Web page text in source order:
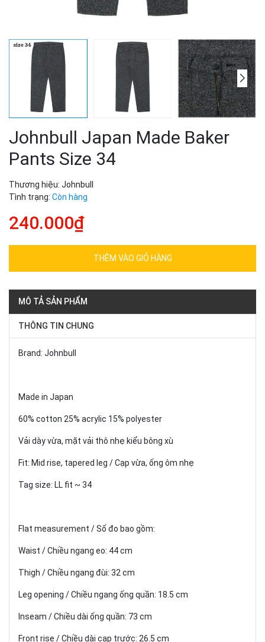
Johnbull Japan Made Baker
Pants Size 34
Thương hiệu: Johnbull
Tình trạng: Còn hàng
240.000₫
THÊM VÀO GIỎ HÀNG
MÔ TẢ SẢN PHẨM
THÔNG TIN CHUNG
Brand: Johnbull
Made in Japan
60% cotton 25% acrylic 15% polyester
Vải dày vừa, mặt vải thô nhẹ kiểu bông xù
Fit: Mid rise, tapered leg / Cạp vừa, ống ôm nhẹ
Tag size: LL fit ~ 34
Flat measurement / Số đo bao gồm:
Waist / Chiều ngang eo: 44 cm
Thigh / Chiều ngang đùi: 32 cm
Leg opening / Chiều ngang ống quần: 18.5 cm
Inseam / Chiều dài ống quần: 73 cm
Front rise / Chiều dài cạp trước: 26.5 cm